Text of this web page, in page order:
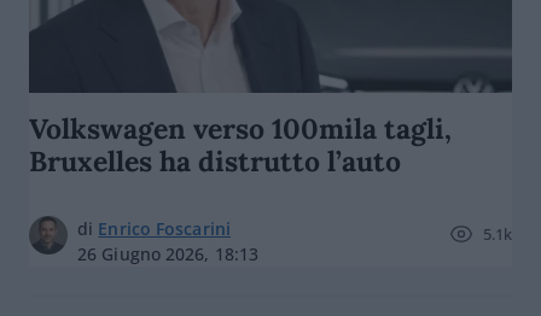
Volkswagen verso 100mila tagli,
Bruxelles ha distrutto l’auto
di Enrico Foscarini
26 Giugno 2026, 18:13
5.1k